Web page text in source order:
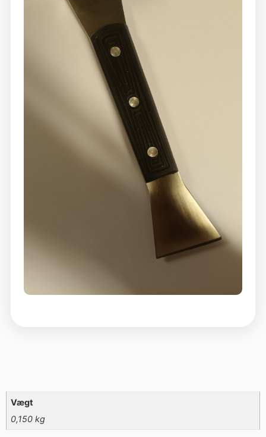
Vægt
0,150 kg